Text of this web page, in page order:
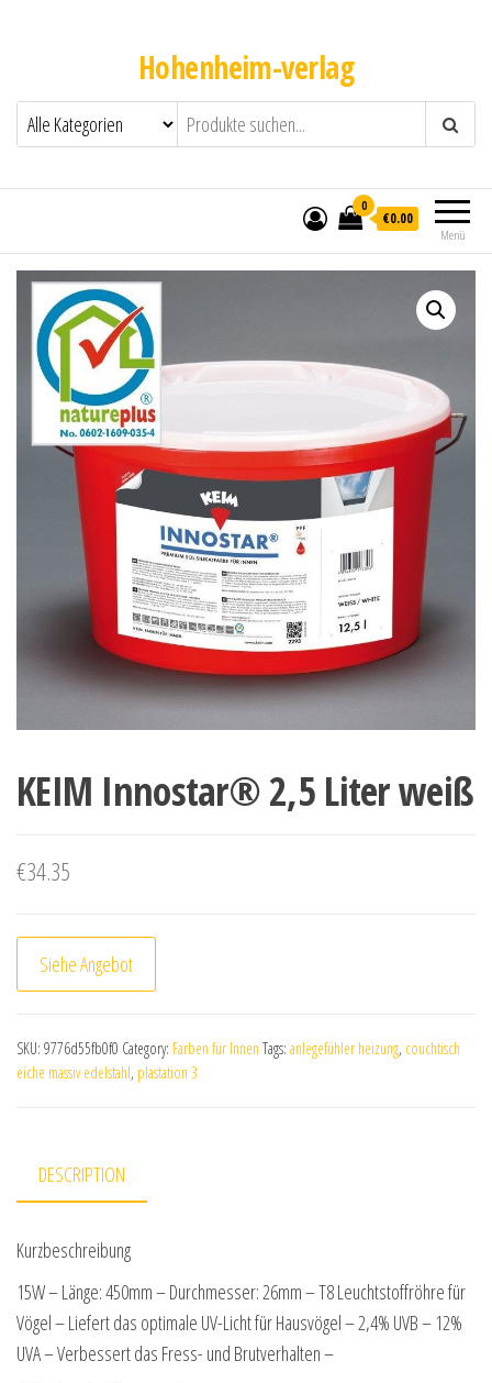
Hohenheim-verlag
Menü
0
€0.00
KEIM Innostar® 2,5 Liter weiß
€34.35
Siehe Angebot
SKU: 9776d55fb0f0 Category: Farben für Innen Tags: anlegefühler heizung, couchtisch
eiche massiv edelstahl, plastation 3
DESCRIPTION
Kurzbeschreibung
15W – Länge: 450mm – Durchmesser: 26mm – T8 Leuchtstoffröhre für
Vögel – Liefert das optimale UV-Licht für Hausvögel – 2,4% UVB – 12%
UVA – Verbessert das Fress- und Brutverhalten –